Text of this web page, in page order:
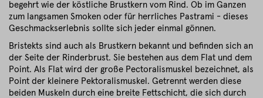
begehrt wie der köstliche Brustkern vom Rind. Ob im Ganzen
zum langsamen Smoken oder für herrliches Pastrami - dieses
Geschmackserlebnis sollte sich jeder einmal gönnen.
Bristekts sind auch als Brustkern bekannt und befinden sich an
der Seite der Rinderbrust. Sie bestehen aus dem Flat und dem
Point. Als Flat wird der große Pectoralismuskel bezeichnet, als
Point der kleinere Pektoralismuskel. Getrennt werden diese
beiden Muskeln durch eine breite Fettschicht, die sich durch